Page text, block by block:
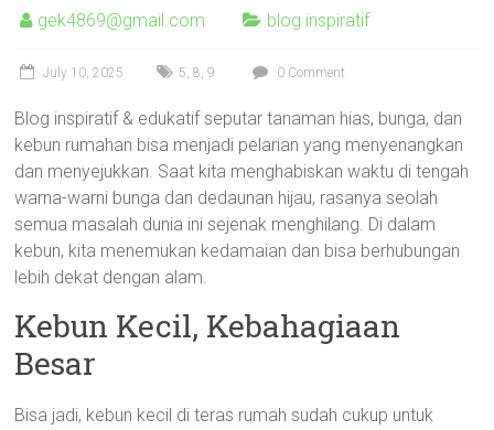
gek4869@gmail.com blog inspiratif
July 10, 2025 5,8,9 0 Comment
Blog inspiratif & edukatif seputar tanaman hias, bunga, dan
kebun rumahan bisa menjadi pelarian yang menyenangkan
dan menyejukkan. Saat kita menghabiskan waktu di tengah
warna-warni bunga dan dedaunan hijau, rasanya seolah
semua masalah dunia ini sejenak menghilang. Di dalam
kebun, kita menemukan kedamaian dan bisa berhubungan
lebih dekat dengan alam.
Kebun Kecil, Kebahagiaan
Besar
Bisa jadi, kebun kecil di teras rumah sudah cukup untuk